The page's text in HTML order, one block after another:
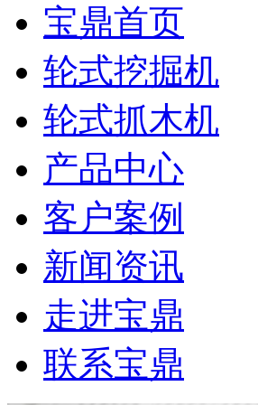
宝鼎首页
轮式挖掘机
轮式抓木机
产品中心
客户案例
新闻资讯
走进宝鼎
联系宝鼎